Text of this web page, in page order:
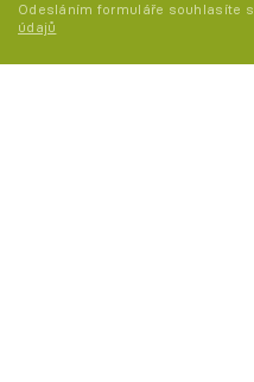
Odesláním formuláře souhlasíte s
údajů